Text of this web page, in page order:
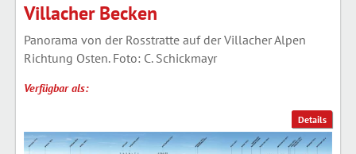
Details
Villacher Becken
Panorama von der Rosstratte auf der Villacher Alpen
Richtung Osten. Foto: C. Schickmayr
Verfügbar als: